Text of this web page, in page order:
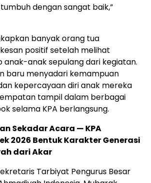
dengan sangat baik,”
banyak orang tua
positif setelah melihat
anak-anak sepulang dari kegiatan.
baru menyadari kemampuan
kepercayaan diri anak mereka
tampil dalam berbagai
selama KPA berlangsung.
Sekadar Acara — KPA
2026 Bentuk Karakter Generasi
dari Akar
Tarbiyat Pengurus Besar